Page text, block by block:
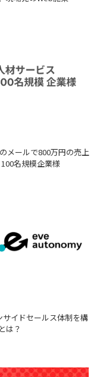
メールで800万円の売上
名規模企業様
イドセールス体制を構
は？